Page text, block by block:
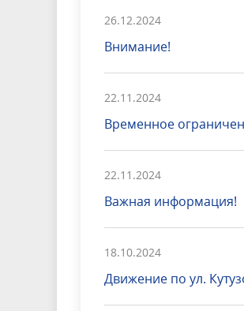
26.12.2024
Внимание!
22.11.2024
Временное
22.11.2024
Важная информация!
18.10.2024
Движение по ул.